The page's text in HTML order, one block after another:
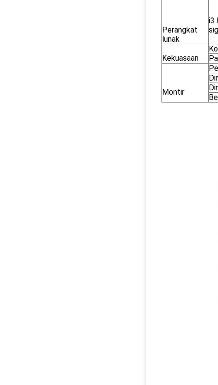
Perangkat
lunak
i3
Kekuasaan
Montir